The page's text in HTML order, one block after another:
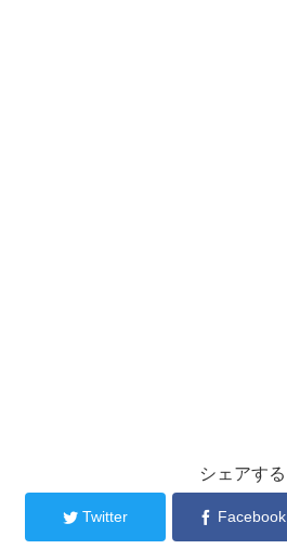
シェアする
Twitter Facebook